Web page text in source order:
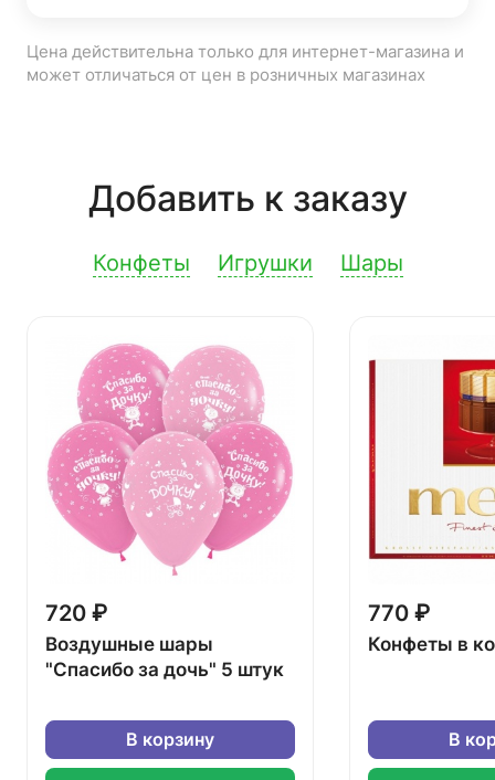
Цена действительна только для интернет-магазина и
может отличаться от цен в розничных магазинах
Добавить к заказу
Конфеты Игрушки Шары
720 ₽
Воздушные шары
"Спасибо за дочь" 5 штук
В корзину
770 ₽
Конфеты в
В